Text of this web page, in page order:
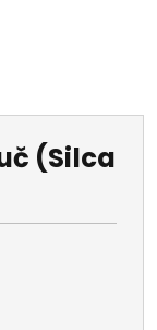
(Silca